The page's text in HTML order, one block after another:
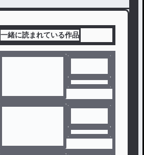
一緒に読まれている作品